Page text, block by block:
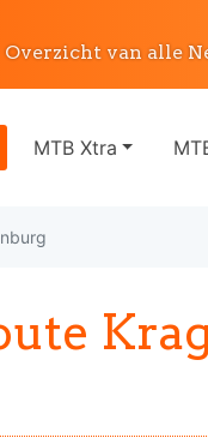
Overzicht van alle
MTB Xtra